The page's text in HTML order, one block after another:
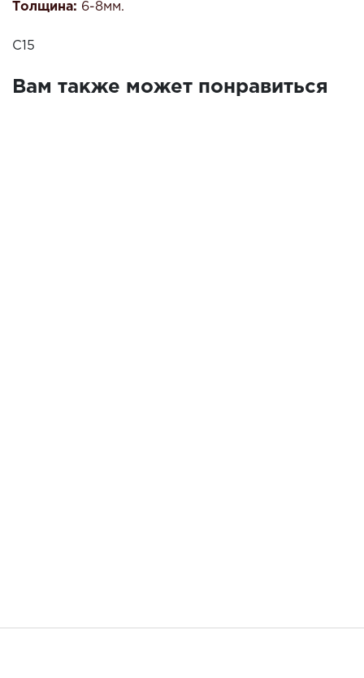
Толщина: 6-8мм.
С15
Вам также может понравиться